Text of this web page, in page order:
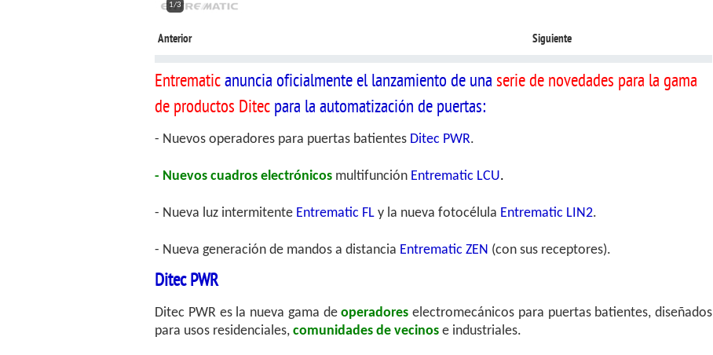
2/3
Anterior Siguiente
Entrematicanuncia oficialmente el lanzamiento de una serie de novedades para la gama
de productos Ditec para la automatización de puertas:
- Nuevos operadores para puertas batientes Ditec PWR.
- Nuevos cuadros electrónicos multifunción Entrematic LCU.
- Nueva luz intermitente Entrematic FL y la nueva fotocélula Entrematic LIN2.
- Nueva generación de mandos a distancia Entrematic ZEN (con sus receptores).
Ditec PWR
Ditec PWR es la nueva gama deoperadores electromecánicos para puertas batientes, diseñados
para usos residenciales, comunidades de vecinos e industriales.